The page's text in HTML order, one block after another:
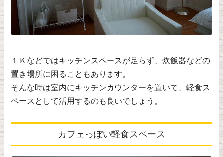
１Ｋなどではキッチンスペースが足らず、炊飯器などの
置き場所に困ることもあります。
そんな時は室内にキッチンカウンターを置いて、軽食ス
ペースとして活用するのも良いでしょう。
カフェっぽい軽食スペース